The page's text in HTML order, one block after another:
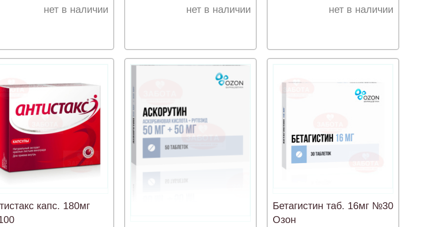
нет в наличии
нет в наличии
нет в наличии
капс. 180мг
Бетагистин таб. 16мг №30
Озон